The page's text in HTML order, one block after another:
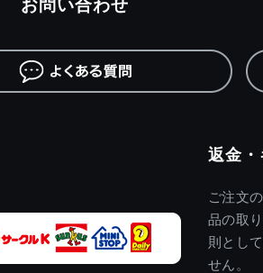
返金・
ご注文
品の取
則とし
せん。
お問い合わせ